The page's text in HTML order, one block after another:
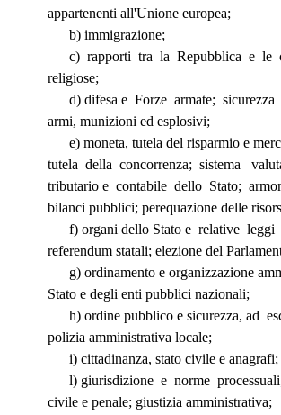
          appartenenti all'Unione europea;
                b) immigrazione;
c)  rapporti  tra  la  Repubblica  e
          religiose;
d) difesa e  Forze  armate;
          armi, munizioni ed esplosivi;
e) moneta, tutela del risparmio e
tutela  della  concorrenza;  sistema
tributario e  contabile  dello  Stato;
bilanci pubblici; perequazione delle
f) organi dello Stato e  relative
referendum statali; elezione del
g) ordinamento e
          Stato e degli enti pubblici nazionali;
h) ordine pubblico e sicurezza,
          polizia amministrativa locale;
                i) cittadinanza, stato civile e anagrafi;
l) giurisdizione  e  norme
          civile e penale; giustizia amministrativa;